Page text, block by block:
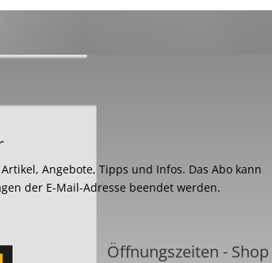
Angebote, Tipps und Infos. Das Abo kann
der E-Mail-Adresse beendet werden.
Öffnungszeiten - Shop